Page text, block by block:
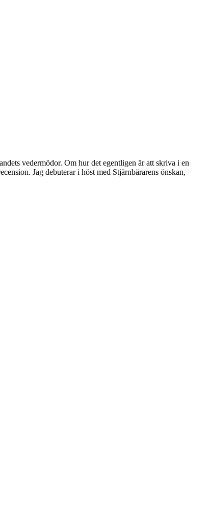
vedermödor. Om hur det egentligen är att skriva i en
Jag debuterar i höst med Stjärnbärarens önskan,